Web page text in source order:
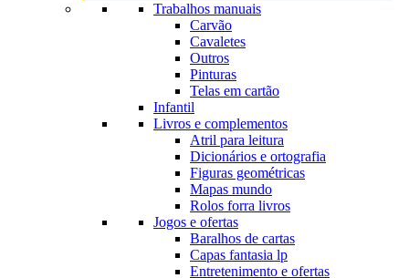
Trabalhos manuais
Carvão
Cavaletes
Outros
Pinturas
Telas em cartão
Infantil
Livros e complementos
Atril para leitura
Dicionários e ortografia
Figuras geométricas
Mapas mundo
Rolos forra livros
Jogos e ofertas
Baralhos de cartas
Capas fantasia lp
Entretenimento e ofertas